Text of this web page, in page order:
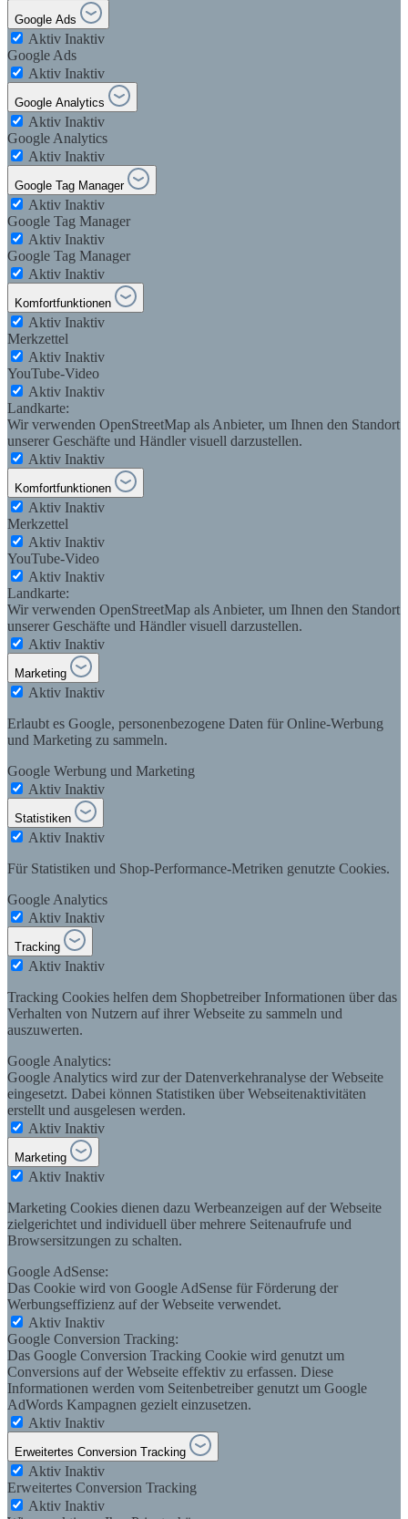
Google Ads
Aktiv Inaktiv
Google Ads
Aktiv Inaktiv
Google Analytics
Aktiv Inaktiv
Google Analytics
Aktiv Inaktiv
Google Tag Manager
Aktiv Inaktiv
Google Tag Manager
Aktiv Inaktiv
Google Tag Manager
Aktiv Inaktiv
Komfortfunktionen
Aktiv Inaktiv
Merkzettel
Aktiv Inaktiv
YouTube-Video
Aktiv Inaktiv
Landkarte:
Wir verwenden OpenStreetMap als Anbieter, um Ihnen den Standort
unserer Geschäfte und Händler visuell darzustellen.
Aktiv Inaktiv
Komfortfunktionen
Aktiv Inaktiv
Merkzettel
Aktiv Inaktiv
YouTube-Video
Aktiv Inaktiv
Landkarte:
Wir verwenden OpenStreetMap als Anbieter, um Ihnen den Standort
unserer Geschäfte und Händler visuell darzustellen.
Aktiv Inaktiv
Marketing
Aktiv Inaktiv
Erlaubt es Google, personenbezogene Daten für Online-Werbung
und Marketing zu sammeln.
Google Werbung und Marketing
Aktiv Inaktiv
Statistiken
Aktiv Inaktiv
Für Statistiken und Shop-Performance-Metriken genutzte Cookies.
Google Analytics
Aktiv Inaktiv
Tracking
Aktiv Inaktiv
Tracking Cookies helfen dem Shopbetreiber Informationen über das
Verhalten von Nutzern auf ihrer Webseite zu sammeln und
auszuwerten.
Google Analytics:
Google Analytics wird zur der Datenverkehranalyse der Webseite
eingesetzt. Dabei können Statistiken über Webseitenaktivitäten
erstellt und ausgelesen werden.
Aktiv Inaktiv
Marketing
Aktiv Inaktiv
Marketing Cookies dienen dazu Werbeanzeigen auf der Webseite
zielgerichtet und individuell über mehrere Seitenaufrufe und
Browsersitzungen zu schalten.
Google AdSense:
Das Cookie wird von Google AdSense für Förderung der
Werbungseffizienz auf der Webseite verwendet.
Aktiv Inaktiv
Google Conversion Tracking:
Das Google Conversion Tracking Cookie wird genutzt um
Conversions auf der Webseite effektiv zu erfassen. Diese
Informationen werden vom Seitenbetreiber genutzt um Google
AdWords Kampagnen gezielt einzusetzen.
Aktiv Inaktiv
Erweitertes Conversion Tracking
Aktiv Inaktiv
Erweitertes Conversion Tracking
Aktiv Inaktiv